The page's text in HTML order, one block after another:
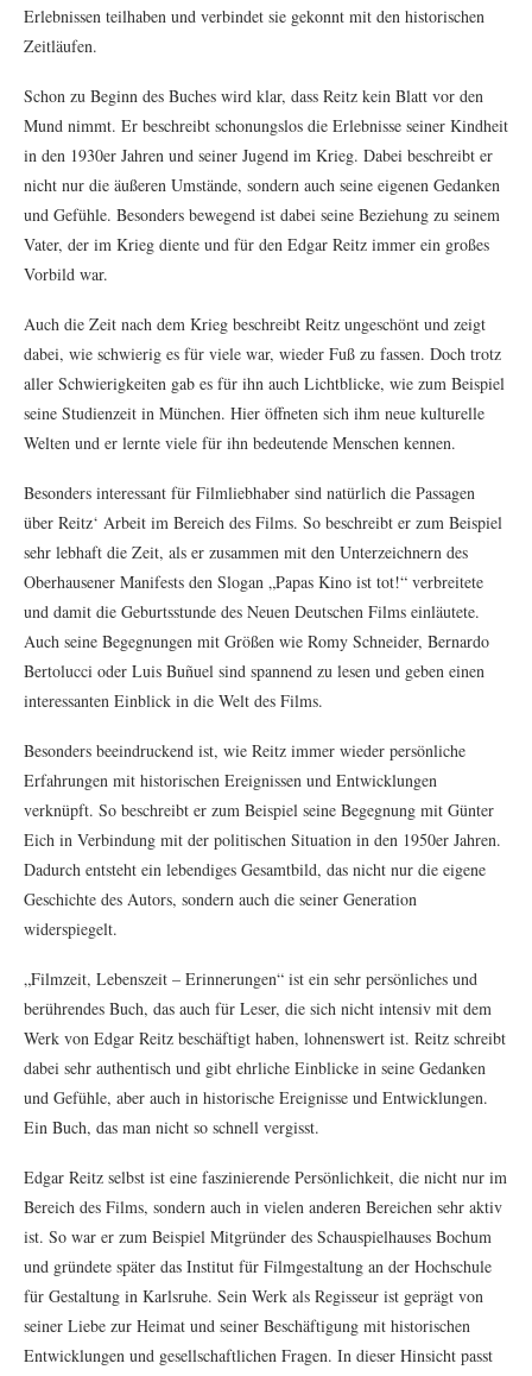
Erlebnissen teilhaben und verbindet sie gekonnt mit den historischen
Zeitläufen.
Schon zu Beginn des Buches wird klar, dass Reitz kein Blatt vor den
Mund nimmt. Er beschreibt schonungslos die Erlebnisse seiner Kindheit
in den 1930er Jahren und seiner Jugend im Krieg. Dabei beschreibt er
nicht nur die äußeren Umstände, sondern auch seine eigenen Gedanken
und Gefühle. Besonders bewegend ist dabei seine Beziehung zu seinem
Vater, der im Krieg diente und für den Edgar Reitz immer ein großes
Vorbild war.
Auch die Zeit nach dem Krieg beschreibt Reitz ungeschönt und zeigt
dabei, wie schwierig es für viele war, wieder Fuß zu fassen. Doch trotz
aller Schwierigkeiten gab es für ihn auch Lichtblicke, wie zum Beispiel
seine Studienzeit in München. Hier öffneten sich ihm neue kulturelle
Welten und er lernte viele für ihn bedeutende Menschen kennen.
Besonders interessant für Filmliebhaber sind natürlich die Passagen
über Reitz‘ Arbeit im Bereich des Films. So beschreibt er zum Beispiel
sehr lebhaft die Zeit, als er zusammen mit den Unterzeichnern des
Oberhausener Manifests den Slogan „Papas Kino ist tot!“ verbreitete
und damit die Geburtsstunde des Neuen Deutschen Films einläutete.
Auch seine Begegnungen mit Größen wie Romy Schneider, Bernardo
Bertolucci oder Luis Buñuel sind spannend zu lesen und geben einen
interessanten Einblick in die Welt des Films.
Besonders beeindruckend ist, wie Reitz immer wieder persönliche
Erfahrungen mit historischen Ereignissen und Entwicklungen
verknüpft. So beschreibt er zum Beispiel seine Begegnung mit Günter
Eich in Verbindung mit der politischen Situation in den 1950er Jahren.
Dadurch entsteht ein lebendiges Gesamtbild, das nicht nur die eigene
Geschichte des Autors, sondern auch die seiner Generation
widerspiegelt.
„Filmzeit, Lebenszeit – Erinnerungen“ ist ein sehr persönliches und
berührendes Buch, das auch für Leser, die sich nicht intensiv mit dem
Werk von Edgar Reitz beschäftigt haben, lohnenswert ist. Reitz schreibt
dabei sehr authentisch und gibt ehrliche Einblicke in seine Gedanken
und Gefühle, aber auch in historische Ereignisse und Entwicklungen.
Ein Buch, das man nicht so schnell vergisst.
Edgar Reitz selbst ist eine faszinierende Persönlichkeit, die nicht nur im
Bereich des Films, sondern auch in vielen anderen Bereichen sehr aktiv
ist. So war er zum Beispiel Mitgründer des Schauspielhauses Bochum
und gründete später das Institut für Filmgestaltung an der Hochschule
für Gestaltung in Karlsruhe. Sein Werk als Regisseur ist geprägt von
seiner Liebe zur Heimat und seiner Beschäftigung mit historischen
Entwicklungen und gesellschaftlichen Fragen. In dieser Hinsicht passt